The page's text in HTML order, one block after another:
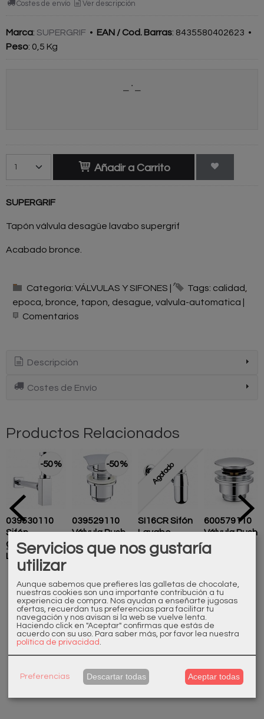
Marcas
Costes de envío Ver descripción
Marca: SUPERGRIF • EAN / Cod. Barras: 8435580402623 •
Peso: 0,5 Kg
Añadir a Carrito
SUPERGRIF
Tapón válvula desagüe lavabo supergrif
Acabado bronce.
Categoría: VÁLVULAS Y SIFONES Tags: calidad
epoca
bronce tapon desague valvula-automatica
Comentarios
Descripción
Costes de Envío
Productos Relacionados
-50 %
039530110
Sifón
Cuadrado
Lavabo
22,50 €45,00 €
-50 %
039529110
Válvula Push
Cuadrada
11,50 € 23,00 €
Agotado
SI16CR Sifón
Lavabo
Cromado
17,00 €
600579110
Válvula Push
Cromada
15,00 €
Servicios que nos gustaría
utilizar
Aunque sabemos que prefieres las galletas de chocolate,
nuestras cookies son una importante contribución a tu
experiencia de compra. Nos ayudan a enseñarte jugosas
ofertas, recuerdan tus preferencias para facilitar tu
navegación y nos avisan si la web se vuelve lenta.
Haciendo click en "Aceptar" confirmas que estás de
acuerdo con su uso. Para saber más, por favor lea nuestra
política de privacidad
Preferencias Descartar todas Aceptar todas